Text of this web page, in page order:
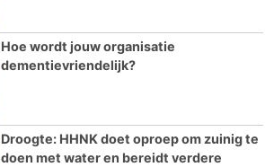
Hoe wordt jouw organisatie
dementievriendelijk?
Droogte: HHNK doet oproep om zuinig te
doen met water en bereidt verdere